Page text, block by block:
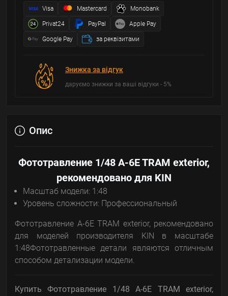
Visa Mastercard Monobank
Privat24 PayPal Apple Pay
Google Pay за реквізитами
Знижка за відгук
даруємо знижки за ваші відгуки - 5%
Опис
Фототравление 1/48 A-6E TRAM exterior,
рекомендовано для KIN
Масштаб модели: 1:48
Уровень сложности: Профессиональный
Фототравление A-6E TRAM exterior, рекомендовано
для моделей производителя KIN в масштабе
1:48Фототравленные детали являются отличным
способом детализации модели.
Купить Фототравление 1/48 A-6E TRAM exterior,